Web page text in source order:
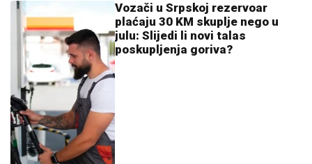
Vozači u Srpskoj rezervoar
plaćaju 30 KM skuplje nego u
julu: Slijedi li novi talas
poskupljenja goriva?